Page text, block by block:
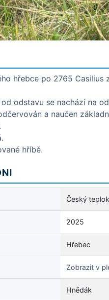
hřebce po 2765
odstavu se nachází na
a naučen
hříbě.
Český
2025
Hřebec
Zobrazit v
Hnědák